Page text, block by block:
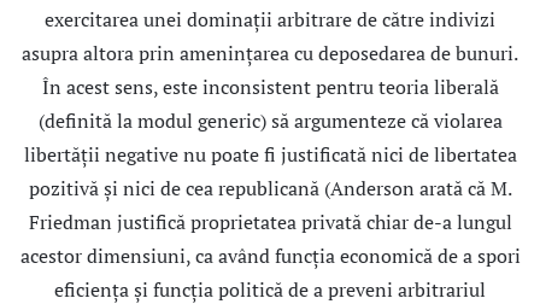
exercitarea unei dominaţii arbitrare de către indivizi
asupra altora prin ameninţarea cu deposedarea de bunuri.
În acest sens, este inconsistent pentru teoria liberală
(definită la modul generic) să argumenteze că violarea
libertăţii negative nu poate fi justificată nici de libertatea
pozitivă şi nici de cea republicană (Anderson arată că M.
Friedman justifică proprietatea privată chiar de-a lungul
acestor dimensiuni, ca având funcţia economică de a spori
eficienţa şi funcţia politică de a preveni arbitrariul